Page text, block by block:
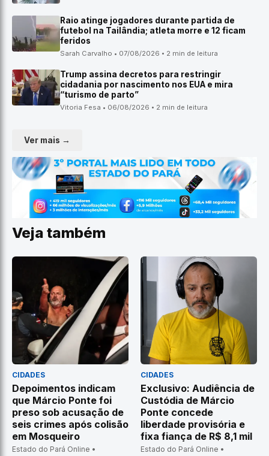
Raio atinge jogadores durante partida de
futebol na Tailândia; atleta morre e 12 ficam
feridos
Sarah Carvalho • 07/08/2026 • 2 min de leitura
Trump assina decretos para restringir
cidadania por nascimento nos EUA e mira
“turismo de parto”
Vitoria Fesa • 06/08/2026 • 2 min de leitura
Ver mais →
Veja também
CIDADES
Depoimentos indicam
que Márcio Ponte foi
preso sob acusação de
seis crimes após colisão
em Mosqueiro
Estado do Pará Online •
CIDADES
Exclusivo: Audiência de
Custódia de Márcio
Ponte concede
liberdade provisória e
fixa fiança de R$ 8,1 mil
Estado do Pará Online •